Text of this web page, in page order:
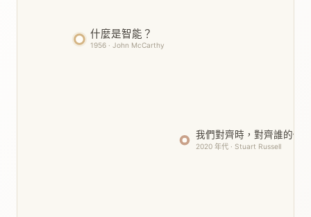
什麼是智能？
1956 · John McCarthy
我們對齊時，對齊誰的價
2020 年代 · Stuart Russell